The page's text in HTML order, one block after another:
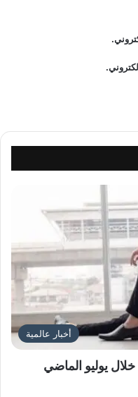
أخبار عالمية
يوليو الماضي